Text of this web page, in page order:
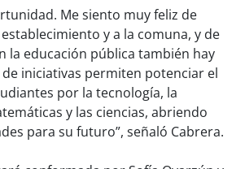
Me siento muy feliz de
y a la comuna, y de
la educación pública también hay
iniciativas permiten potenciar el
por la tecnología, la
y las ciencias, abriendo
para su futuro”, señaló Cabrera.